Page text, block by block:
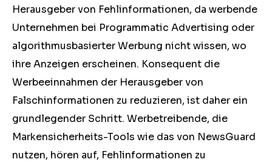
Herausgeber von Fehlinformationen, da werbende
Unternehmen bei Programmatic Advertising oder
algorithmusbasierter Werbung nicht wissen, wo
ihre Anzeigen erscheinen. Konsequent die
Werbeeinnahmen der Herausgeber von
Falschinformationen zu reduzieren, ist daher ein
grundlegender Schritt. Werbetreibende, die
Markensicherheits-Tools wie das von NewsGuard
nutzen, hören auf, Fehlinformationen zu